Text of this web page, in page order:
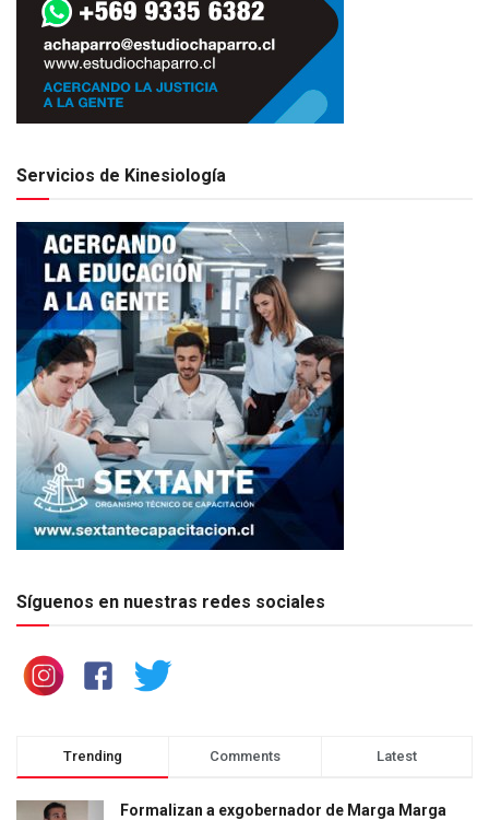
Servicios de Kinesiología
Síguenos en nuestras redes sociales
Trending Comments Latest
Formalizan a exgobernador de Marga Marga